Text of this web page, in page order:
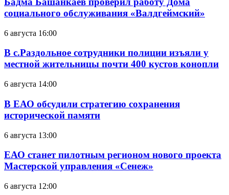
социального обслуживания «Валдгеймский»
6 августа 16:00
В с.Раздольное сотрудники полиции изъяли у
местной жительницы почти 400 кустов конопли
6 августа 14:00
В ЕАО обсудили стратегию сохранения
исторической памяти
6 августа 13:00
ЕАО станет пилотным регионом нового проекта
Мастерской управления «Сенеж»
6 августа 12:00